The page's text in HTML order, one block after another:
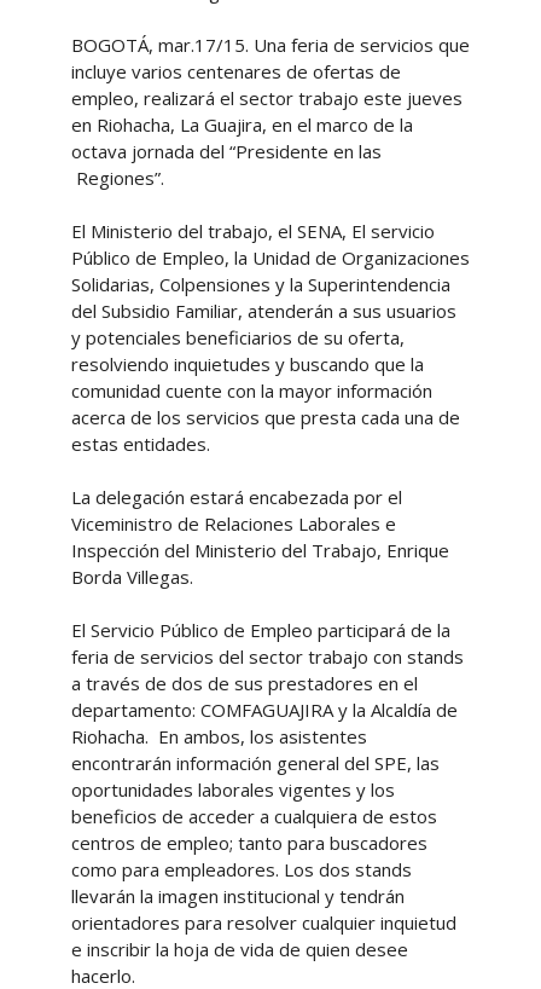
BOGOTÁ, mar.17/15. Una feria de servicios que
incluye varios centenares de ofertas de
empleo, realizará el sector trabajo este jueves
en Riohacha, La Guajira, en el marco de la
octava jornada del “Presidente en las
Regiones”.
El Ministerio del trabajo, el SENA, El servicio
Público de Empleo, la Unidad de Organizaciones
Solidarias, Colpensiones y la Superintendencia
del Subsidio Familiar, atenderán a sus usuarios
y potenciales beneficiarios de su oferta,
resolviendo inquietudes y buscando que la
comunidad cuente con la mayor información
acerca de los servicios que presta cada una de
estas entidades.
La delegación estará encabezada por el
Viceministro de Relaciones Laborales e
Inspección del Ministerio del Trabajo, Enrique
Borda Villegas.
El Servicio Público de Empleo participará de la
feria de servicios del sector trabajo con stands
a través de dos de sus prestadores en el
departamento: COMFAGUAJIRA y la Alcaldía de
Riohacha. En ambos, los asistentes
encontrarán información general del SPE, las
oportunidades laborales vigentes y los
beneficios de acceder a cualquiera de estos
centros de empleo; tanto para buscadores
como para empleadores. Los dos stands
llevarán la imagen institucional y tendrán
orientadores para resolver cualquier inquietud
e inscribir la hoja de vida de quien desee
hacerlo.